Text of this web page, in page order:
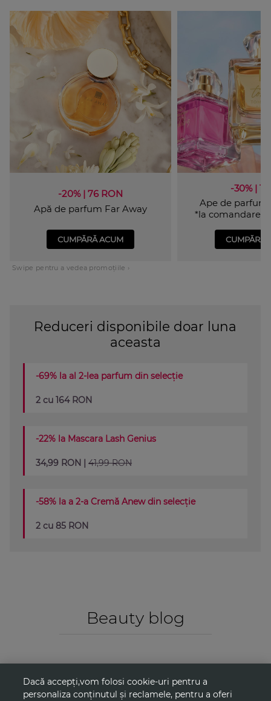
-20% | 76 RON
Apă de parfum Far Away
CUMPĂRĂ ACUM
-30% |
Ape de parfum
*la comandarea
CUMPĂRĂ
Swipe pentru a vedea promoțiile ›
Reduceri disponibile doar luna
aceasta
-69% la al 2-lea parfum din selecție
2 cu 164 RON
-22% la Mascara Lash Genius
34,99 RON |41,99 RON
-58% la a 2-a Cremă Anew din selecție
2 cu 85 RON
Beauty blog
Dacă accepți,vom folosi cookie-uri pentru a
personaliza conținutul și reclamele, pentru a oferi